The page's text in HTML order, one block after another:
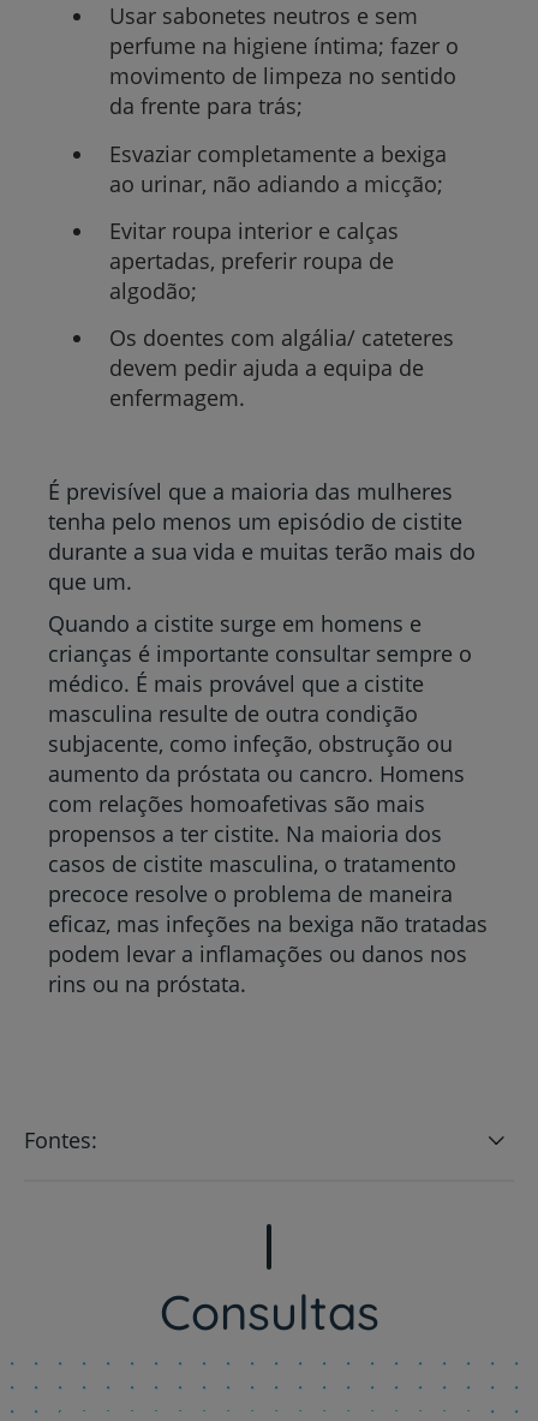
Usar sabonetes neutros e sem
perfume na higiene íntima; fazer o
movimento de limpeza no sentido
da frente para trás;
Esvaziar completamente a bexiga
ao urinar, não adiando a micção;
Evitar roupa interior e calças
apertadas, preferir roupa de
algodão;
Os doentes com algália/ cateteres
devem pedir ajuda a equipa de
enfermagem.
É previsível que a maioria das mulheres
tenha pelo menos um episódio de cistite
durante a sua vida e muitas terão mais do
que um.
Quando a cistite surge em homens e
crianças é importante consultar sempre o
médico. É mais provável que a cistite
masculina resulte de outra condição
subjacente, como infeção, obstrução ou
aumento da próstata ou cancro. Homens
com relações homoafetivas são mais
propensos a ter cistite. Na maioria dos
casos de cistite masculina, o tratamento
precoce resolve o problema de maneira
eficaz, mas infeções na bexiga não tratadas
podem levar a inflamações ou danos nos
rins ou na próstata.
Fontes:
Consultas